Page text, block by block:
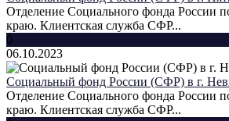
Отделение Социального фонда России
краю. Клиентская служба СФР...
0
06.10.2023
Социальный фонд России (СФР) в г.
Отделение Социального фонда России
краю. Клиентская служба СФР...